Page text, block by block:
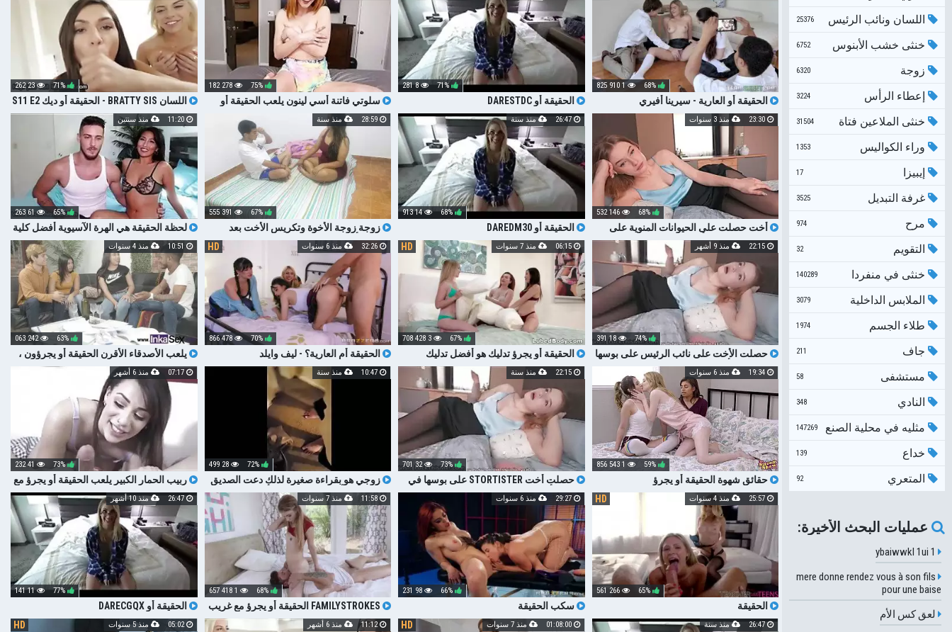
الحقيقة أو العارية - سيرينا أفيري
68%
1 910 825
الحقيقة أو DARESTDC
71%
8 281
سلوتي فاتنة أسي لينون يلعب الحقيقة أو
يجرؤ مع STEPBRO
75%
278 182
اللسان BRATTY SIS - الحقيقة أو ديك S11 E2
المؤخرة الكبيرة كبير الثدي CREAMPIE
71%
23 262
أخت حصلت على الحيوانات المنوية على
بوسها في الحقيقة أو يجرؤ على اللعبة
68%
146 532
منذ 3 سنوات
الحقيقة أو DAREDM30
68%
14 913
26:47 منذ سنة
زوجة زوجة الأخوة وتكريس الأخت بعد
الحقيقة أو يجرؤ
67%
منذ سنة
لحظة الحقيقة هي الهرة الآسيوية أفضل كلية
SEX0ZRRRY0
65%
61 263
11:20 منذ سنتين
حصلت الأخت على نائب الرئيس على بوسها
في الحقيقة أو تجرؤ على GAMERUUIXB
74%
18 391
منذ 9 أشهر
الحقيقة أو يجرؤ تدليك هو أفضل تدليك
06:15 منذ 7 سنوات HD
الحقيقة أم العارية؟ - ليف وايلد
70%
478 866
منذ 6 سنوات HD
يلعب الأصدقاء الأقرن الحقيقة أو يجرؤون ،
مع نهاية غير متوقعة
242 063
منذ 4 سنوات
حقائق شهوة الحقيقة أو يجرؤ
59%
منذ 6 سنوات
حصلت أخت STORTISTER على بوسها في
الحقيقة أو لعبة DARE
32 701
22:15 منذ سنة
زوجي هو بقراءة صغيرة لذلك دعت الصديق
من العمل ليأتي ولعب الحقيقة أو DAREANVPE
72%
28 499
منذ سنة
ربيب الحمار الكبير يلعب الحقيقة أو يجرؤ مع
جبهة مورو ناضجة جديدة اللسان كبير الثدي
73%
07:17 منذ 6 أشهر
الحقيقة
65%
266 561
منذ 4 سنوات HD
سكب الحقيقة
29:27 منذ 6 سنوات
FAMILYSTROKES الحقيقة أو يجرؤ مع غريب
خطوات
68%
منذ 7 سنوات
الحقيقة أو DARECGQX
77%
11 141
26:47 منذ 10 أشهر
منذ سنة 01:08:00 منذ 7 سنوات HD
11:12 منذ 6 أشهر 05:02 منذ 5 سنوات HD
اللسان ونائب الرئيس 25376
خنثى خشب الأبنوس 6752
زوجة 6320
إعطاء الرأس 3224
خنثى الملاعين فتاة 31504
وراء الكواليس 1353
إيبيزا 17
غرفة التبديل 3525
مرح 974
التقويم 32
خنثى في منفردا 140289
الملابس الداخلية 3079
طلاء الجسم 1974
جاف 211
مستشفى 58
النادي 348
مثليه في محلية الصنع 147269
خداع 139
المتعري 92
عمليات البحث الأخيرة:
mere donne rendez vous à son fils
pour une baise
لعق كس الأم